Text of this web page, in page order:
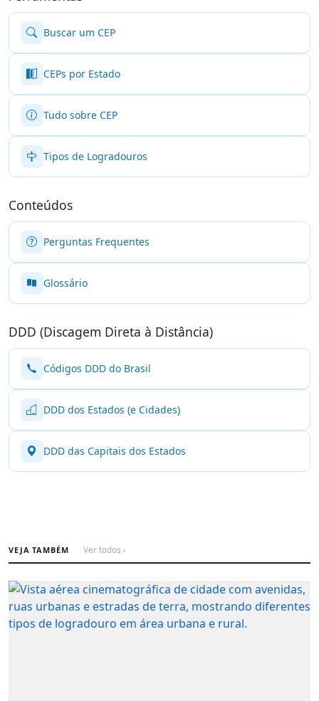
Buscar um CEP
CEPs por Estado
Tudo sobre CEP
Tipos de Logradouros
Conteúdos
Perguntas Frequentes
Glossário
DDD (Discagem Direta à Distância)
Códigos DDD do Brasil
DDD dos Estados (e Cidades)
DDD das Capitais dos Estados
VEJA TAMBÉM Ver todos ›